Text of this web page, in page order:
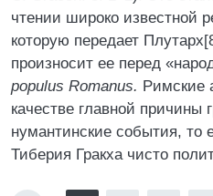
чтении широко известной
которую передает
произносит ее перед
populus Romanus. Римские
качестве главной причины
нумантинские события, то
Тиберия Гракха чисто